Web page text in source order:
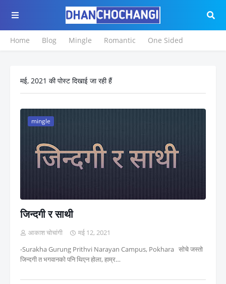
Home Blog Mingle Romantic One Sided
मई, 2021 की पोस्ट दिखाई जा रही हैं
mingle
जिन्दगी र साथी
आकाश चोचांगी
मई 12, 2021
-Surakha Gurung Prithvi Narayan Campus, Pokhara सोचे जस्तो
जिन्दगी त भगवानको पनि थिएन होला, हाम्र…